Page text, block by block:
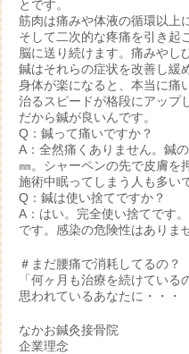
とです。
筋肉は痛みや体液の循環以上
そして二次的な疼痛を引き起
脳に送り続けます。痛みやし
鍼はそれらの症状を改善し緩
身体が楽になると、本当に痛
治るスピードが格段にアップ
だから鍼が良いんです。
Q：鍼って痛いですか？
A：全然痛くありません。鍼
㎜。シャーペンの先で皮膚を
施術中眠ってしまう人も多い
Q：鍼は使い捨てですか？
A：はい。完全使い捨てです
です。感染の危険性はありま
＃まだ腰痛で消耗してるの？
「何ヶ月も治療を続けてい
思われているあなたに・・・
なかお鍼灸接骨院
企業理念